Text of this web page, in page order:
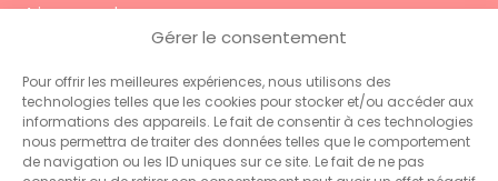
Gérer le consentement
Pour offrir les meilleures expériences, nous utilisons des
technologies telles que les cookies pour stocker et/ou accéder aux
informations des appareils. Le fait de consentir à ces technologies
nous permettra de traiter des données telles que le comportement
de navigation ou les ID uniques sur ce site. Le fait de ne pas
4 impasse du
Faubourg – 38690
Téléphone :+33
(0)4 76 31 06 10
Contact :
administration@hiceo.fr